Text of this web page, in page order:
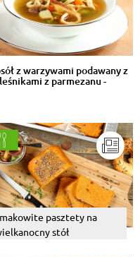
z warzywami podawany z
z parmezanu -
pasztety na
stół